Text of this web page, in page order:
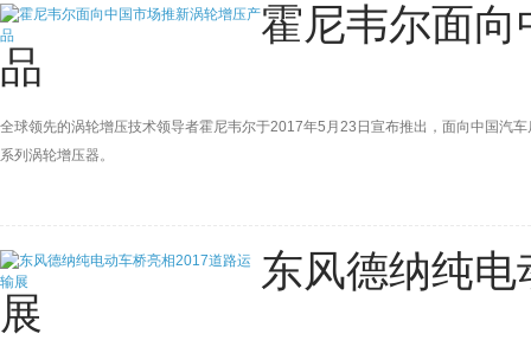
霍尼韦尔面
品
全球领先的涡轮增压技术领导者霍尼韦尔于2017年5月23日宣布推出，面向中国
系列涡轮增压器。
东风德纳纯电
展